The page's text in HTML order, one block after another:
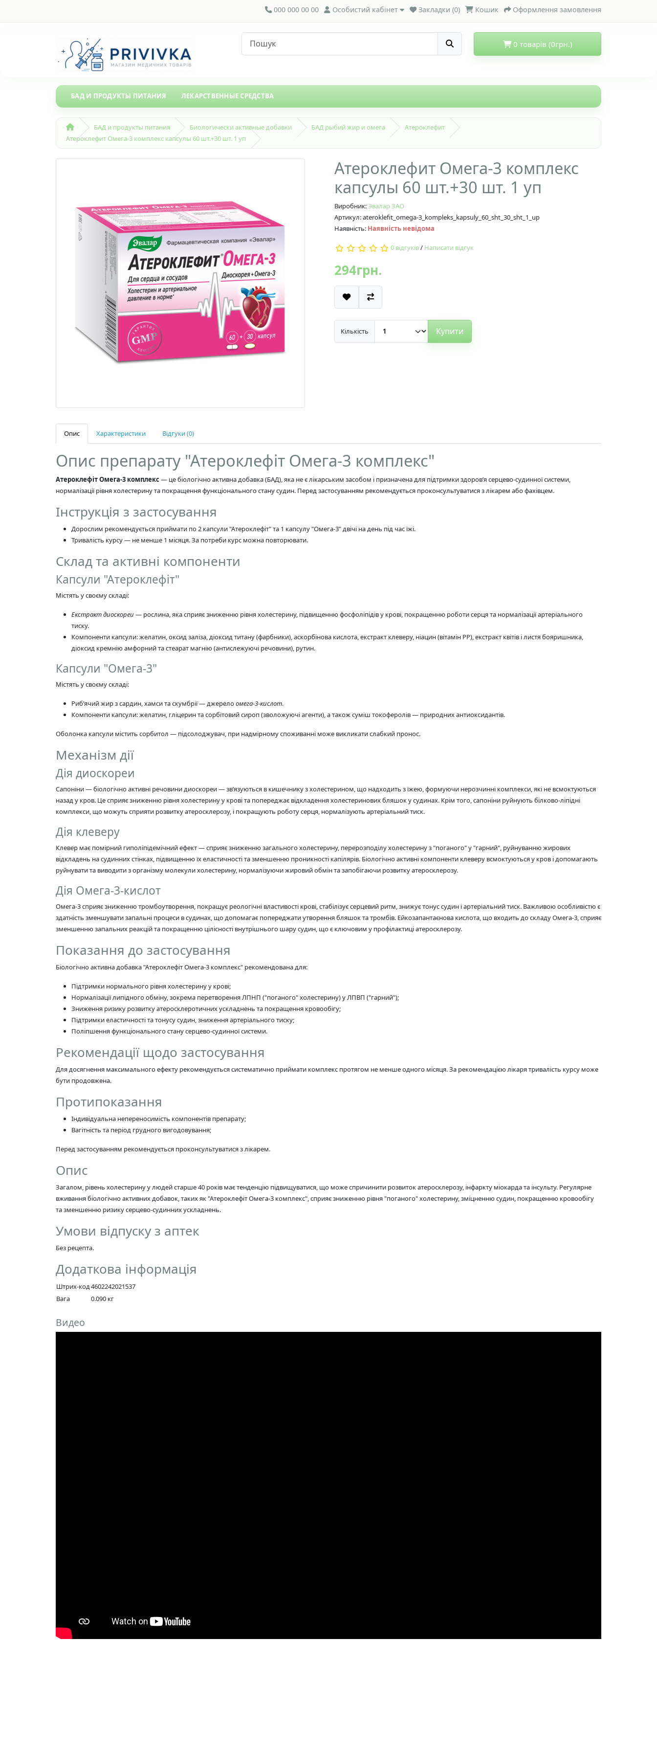
000 000 00 00 Особистий кабінет Закладки (0) Кошик Оформлення замовлення
0 товарів (0грн.)
БАД И ПРОДУКТЫ ПИТАНИЯ ЛЕКАРСТВЕННЫЕ СРЕДСТВА
БАД и продукты питания Биологически активные добавки БАД рыбий жир и омега
Атероклефит
Атероклефит Омега-3 комплекс капсулы 60 шт.+30 шт. 1 уп
Атероклефит Омега-3 комплекс
капсулы 60 шт.+30 шт. 1 уп
Виробник:Эвалар ЗАО
Артикул: ateroklefit_omega-3_kompleks_kapsuly_60_sht_30_sht_1_up
Наявність: Наявність невідома
0 відгуків/ Написати відгук
294грн.
Кількість Купити
Опис Характеристики Відгуки (0)
Опис препарату "Атероклефіт Омега-3 комплекс"
Атероклефіт Омега-3 комплекс— це біологічно активна добавка (БАД), яка не є лікарським засобом і призначена для підтримки здоров’я серцево-судинної системи,
нормалізації рівня холестерину та покращення функціонального стану судин. Перед застосуванням рекомендується проконсультуватися з лікарем або фахівцем.
Інструкція з застосування
Дорослим рекомендується приймати по 2 капсули "Атероклефіт" та 1 капсулу "Омега-3" двічі на день під час їжі.
Тривалість курсу — не менше 1 місяця. За потреби курс можна повторювати.
Склад та активні компоненти
Капсули "Атероклефіт"
Містять у своєму складі:
Екстракт диоскореи — рослина, яка сприяє зниженню рівня холестерину, підвищенню фосфоліпідів у крові, покращенню роботи серця та нормалізації артеріального
тиску.
Компоненти капсули: желатин, оксид заліза, діоксид титану (фарбники), аскорбінова кислота, екстракт клеверу, ніацин (вітамін РР), екстракт квітів і листя бояришника,
діоксид кремнію амфорний та стеарат магнію (антислежуючі речовини), рутин.
Капсули "Омега-3"
Містять у своєму складі:
Риб’ячий жир з сардин, хамси та скумбрії — джерелоомега-3-кислот.
Компоненти капсули: желатин, гліцерин та сорбітовий сироп (зволожуючі агенти), а також суміш токоферолів — природних антиоксидантів.
Оболонка капсули містить сорбитол — підсолоджувач, при надмірному споживанні може викликати слабкий пронос.
Механізм дії
Дія диоскореи
Сапоніни — біологічно активні речовини диоскореи — зв’язуються в кишечнику з холестерином, що надходить з їжею, формуючи нерозчинні комплекси, які не всмоктуються
назад у кров. Це сприяє зниженню рівня холестерину у крові та попереджає відкладення холестеринових бляшок у судинах. Крім того, сапоніни руйнують білково-ліпідні
комплекси, що можуть сприяти розвитку атеросклерозу, і покращують роботу серця, нормалізують артеріальний тиск.
Дія клеверу
Клевер має помірний гиполіпідемічний ефект — сприяє зниженню загального холестерину, перерозподілу холестерину з "поганого" у "гарний", руйнуванню жирових
відкладень на судинних стінках, підвищенню їх еластичності та зменшенню проникності капілярів. Біологічно активні компоненти клеверу всмоктуються у кров і допомагають
руйнувати та виводити з організму молекули холестерину, нормалізуючи жировий обмін та запобігаючи розвитку атеросклерозу.
Дія Омега-3-кислот
Омега-3 сприяє зниженню тромбоутворення, покращує реологічні властивості крові, стабілізує серцевий ритм, знижує тонус судин і артеріальний тиск. Важливою особливістю є
здатність зменшувати запальні процеси в судинах, що допомагає попереджати утворення бляшок та тромбів. Ейкозапантаєнова кислота, що входить до складу Омега-3, сприяє
зменшенню запальних реакцій та покращенню цілісності внутрішнього шару судин, що є ключовим у профілактиці атеросклерозу.
Показання до застосування
Біологічно активна добавка "Атероклефіт Омега-3 комплекс" рекомендована для:
Підтримки нормального рівня холестерину у крові;
Нормалізації липідного обміну, зокрема перетворення ЛПНП ("поганого" холестерину) у ЛПВП ("гарний");
Зниження ризику розвитку атеросклеротичних ускладнень та покращення кровообігу;
Підтримки еластичності та тонусу судин, зниження артеріального тиску;
Поліпшення функціонального стану серцево-судинної системи.
Рекомендації щодо застосування
Для досягнення максимального ефекту рекомендується систематично приймати комплекс протягом не менше одного місяця. За рекомендацією лікаря тривалість курсу може
бути продовжена.
Протипоказання
Індивідуальна непереносимість компонентів препарату;
Вагітність та період грудного вигодовування;
Перед застосуванням рекомендується проконсультуватися з лікарем.
Опис
Загалом, рівень холестерину у людей старше 40 років має тенденцію підвищуватися, що може спричинити розвиток атеросклерозу, інфаркту міокарда та інсульту. Регулярне
вживання біологічно активних добавок, таких як "Атероклефіт Омега-3 комплекс", сприяє зниженню рівня "поганого" холестерину, зміцненню судин, покращенню кровообігу
та зменшенню ризику серцево-судинних ускладнень.
Умови відпуску з аптек
Без рецепта.
Додаткова інформація
Штрих-код4602242021537
Вага
0.090 кг
Видео